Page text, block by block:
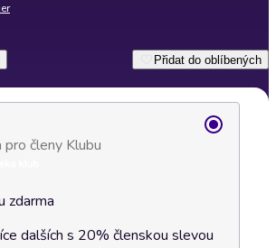
Přidat do oblíbených
pro členy Klubu
zdarma
dalších s 20% členskou slevou